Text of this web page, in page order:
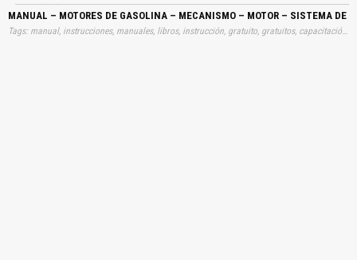
MANUAL – MOTORES DE GASOLINA – MECANISMO – MOTOR – SISTEMA DE
Tags: manual, instrucciones, manuales, libros, instrucción, gratuito, gratuitos, capacitación, entrenamiento, capacitaciones, información, datos, gratis, descargar, guías, guias, motores, gasolinas, mecanismos, motores, sistemas, combustibles, composiciones, componentes, bloques, cilindros, pistones, ciguenales, mecanismos, valvulas, correas, transmisiones, carter, aceites, turbocargadores, ruedas, compresores, colectores, escapes, convertidores, cataliticos, tubos, escapes, silenciadores, aprender, descargas